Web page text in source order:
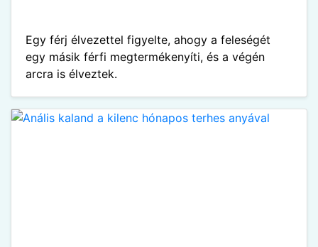
Egy férj élvezettel figyelte, ahogy a feleségét
egy másik férfi megtermékenyíti, és a végén
arcra is élveztek.